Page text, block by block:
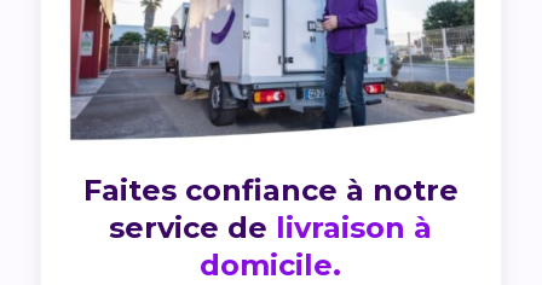
Faites confiance à notre
service de livraison à
domicile.